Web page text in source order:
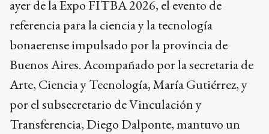
ayer de la Expo FITBA 2026, el evento de
referencia para la ciencia y la tecnología
bonaerense impulsado por la provincia de
Buenos Aires. Acompañado por la secretaria de
Arte, Ciencia y Tecnología, María Gutiérrez, y
por el subsecretario de Vinculación y
Transferencia, Diego Dalponte, mantuvo un